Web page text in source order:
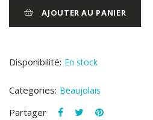
AJOUTER AU PANIER
Disponibilité: En stock
Categories: Beaujolais
Partager